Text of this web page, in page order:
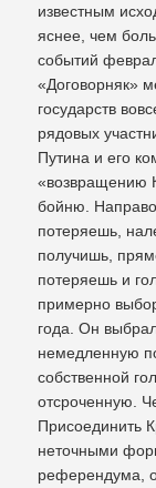
известным
яснее, чем
событий
«Договорняк»
государств
рядовых
Путина и его
«возвращению
бойню.
потеряешь,
получишь,
потеряешь и
примерно
года. Он
немедленную
собственной
отсроченную.
Присоединить
неточными
референдума,